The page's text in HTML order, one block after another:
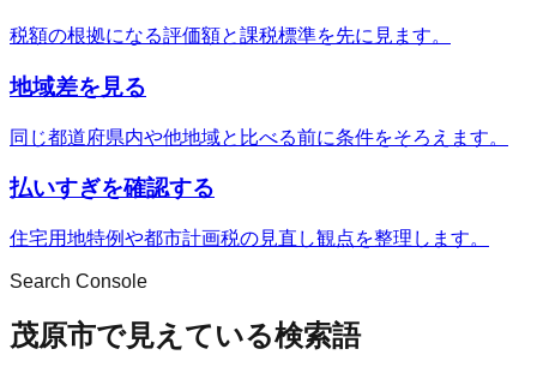
税額の根拠になる評価額と課税標準を先に見ます。
地域差を見る
同じ都道府県内や他地域と比べる前に条件をそろえます。
払いすぎを確認する
住宅用地特例や都市計画税の見直し観点を整理します。
Search Console
茂原市で見えている検索語